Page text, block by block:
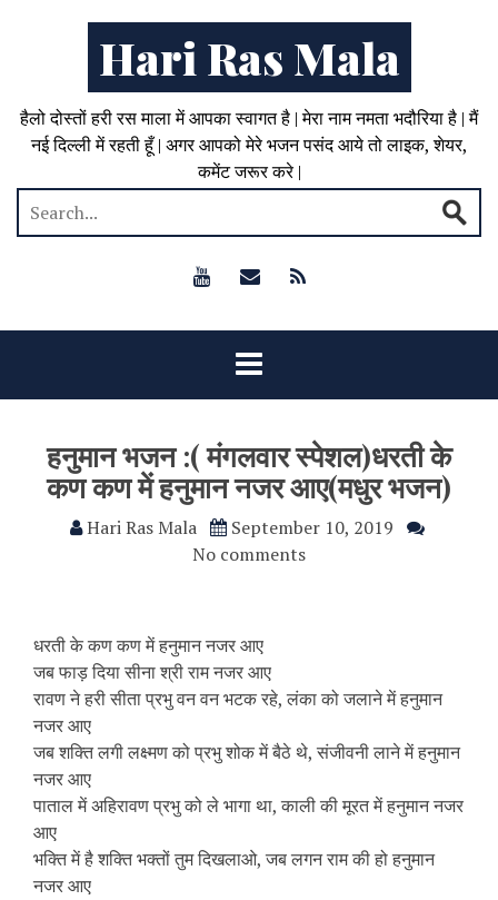
Hari Ras Mala
हैलो दोस्तों हरी रस माला में आपका स्वागत है | मेरा नाम नमता भदौरिया है | मैं
नई दिल्ली में रहती हूँ | अगर आपको मेरे भजन पसंद आये तो लाइक, शेयर,
कमेंट जरूर करे |
हनुमान भजन :( मंगलवार स्पेशल)धरती के
कण कण में हनुमान नजर आए(मधुर भजन)
Hari Ras Mala
September 10, 2019
No comments
धरती के कण कण में हनुमान नजर आए
जब फाड़ दिया सीना श्री राम नजर आए
रावण ने हरी सीता प्रभु वन वन भटक रहे, लंका को जलाने में हनुमान
नजर आए
जब शक्ति लगी लक्ष्मण को प्रभु शोक में बैठे थे, संजीवनी लाने में हनुमान
नजर आए
पाताल में अहिरावण प्रभु को ले भागा था, काली की मूरत में हनुमान नजर
आए
भक्ति में है शक्ति भक्तों तुम दिखलाओ, जब लगन राम की हो हनुमान
नजर आए